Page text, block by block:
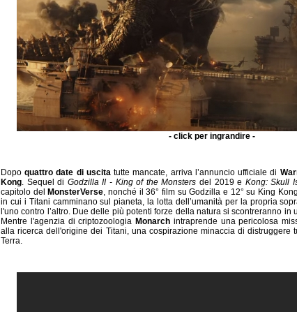
- click per ingrandire -
Dopoquattro date di uscitatutte mancate, arriva l’annuncio ufficiale di
Kong. Sequel di Godzilla II - King of the Monsters del 2019 e Kong: Skull
capitolo del
MonsterVerse, nonché il 36° film su Godzilla e 12° su King
in cui i Titani camminano sul pianeta, la lotta dell’umanità per la propria
l'uno contro l’altro. Due delle più potenti forze della natura si scontreranno in
Mentre l'agenzia di criptozoologia Monarch intraprende una pericolosa
alla ricerca dell'origine dei Titani, una cospirazione minaccia di distruggere
Terra.